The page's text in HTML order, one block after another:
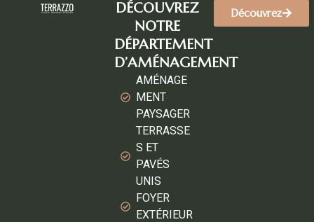
DÉCOUVREZ
NOTRE
DÉPARTEMENT
D’AMÉNAGEMENT
AMÉNAGE
MENT
PAYSAGER
TERRASSE
S ET
PAVÉS
UNIS
FOYER
EXTÉRIEUR
Découvrez